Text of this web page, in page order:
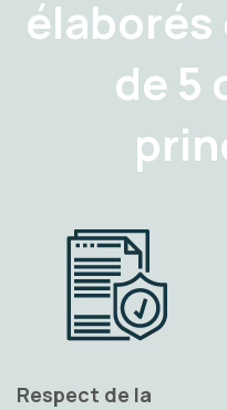
de 5
Respect de la